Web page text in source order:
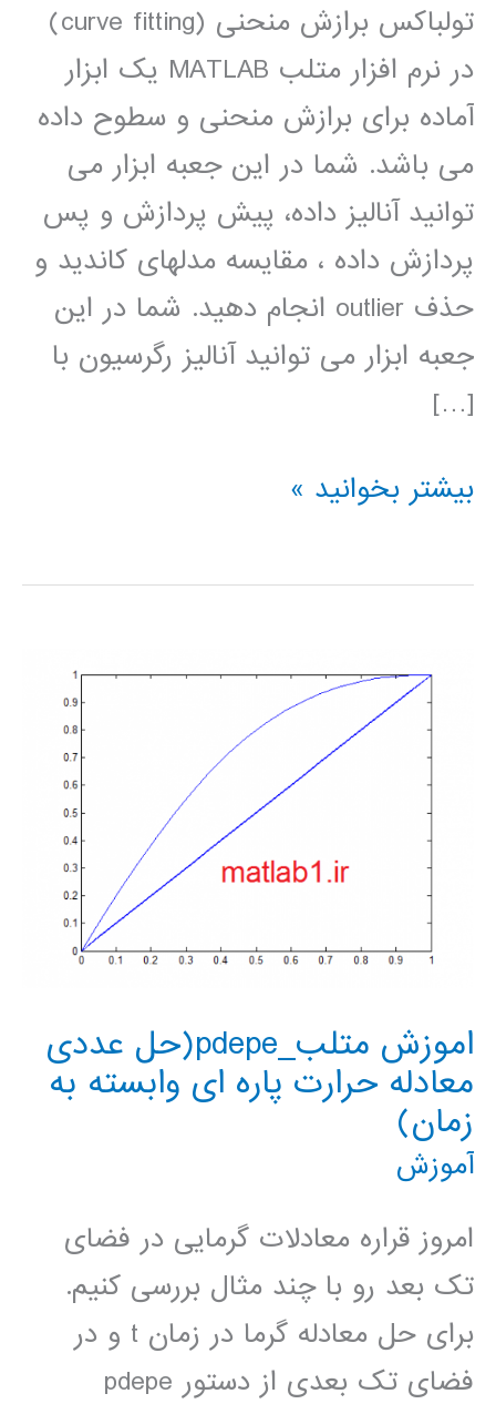
تولباکس برازش منحنی (curve fitting)
در نرم افزار متلب MATLAB یک ابزار
آماده برای برازش منحنی و سطوح داده
می باشد. شما در این جعبه ابزار می
توانید آنالیز داده، پیش پردازش و پس
پردازش داده ، مقایسه مدلهای کاندید و
حذف outlier انجام دهید. شما در این
جعبه ابزار می توانید آنالیز رگرسیون با
[…]
فیلم
فارسی
ابزار
برازش
منحنی
متلب
بیشتر بخوانید »
اموزش متلب_pdepe(حل عددی
معادله حرارت پاره ای وابسته به
زمان)
آموزش
امروز قراره معادلات گرمایی در فضای
تک بعد رو با چند مثال بررسی کنیم.
برای حل معادله گرما در زمان t و در
فضای تک بعدی از دستور pdepe